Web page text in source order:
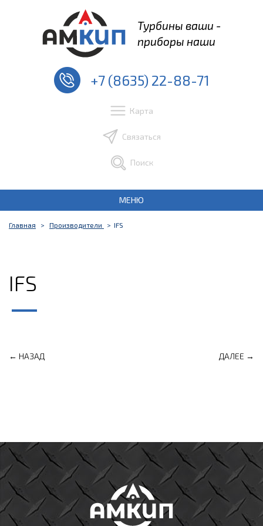
Турбины ваши -
приборы наши
+7 (8635) 22-88-71
Карта
Связаться
Поиск
МЕНЮ
Главная Производители IFS
IFS
← НАЗАД ДАЛЕЕ →